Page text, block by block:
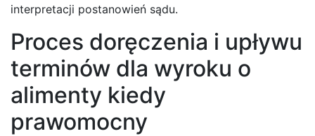
interpretacji postanowień sądu.
Proces doręczenia i upływu
terminów dla wyroku o
alimenty kiedy
prawomocny